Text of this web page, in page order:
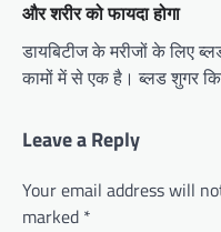
और शरीर को फायदा होगा
डायबिटीज के मरीजों के लिए
कामों में से एक है। ब्लड शुगर
Leave a Reply
Your email address will
marked *